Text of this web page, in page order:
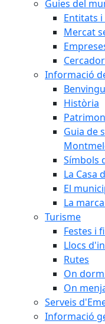
Guies del
Entitats i
Mercat
Informació
Història
Guia de
Símbols
La Casa
El
La
Turisme
Festes i
Llocs
Rutes
On
On
Serveis
Informació